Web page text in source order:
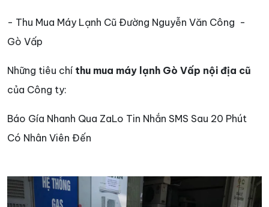
- Thu Mua Máy Lạnh Cũ Đường Nguyễn Văn Công -
Gò Vấp
Những tiêu chí thu mua máy lạnh Gò Vấp nội địa cũ
của Công ty:
Báo Gía Nhanh Qua ZaLo Tin Nhắn SMS Sau 20 Phút
Có Nhân Viên Đến